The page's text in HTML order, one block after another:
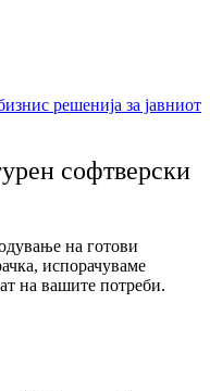
решенија за јавниот
софтверски
на готови
испорачуваме
на вашите потреби.